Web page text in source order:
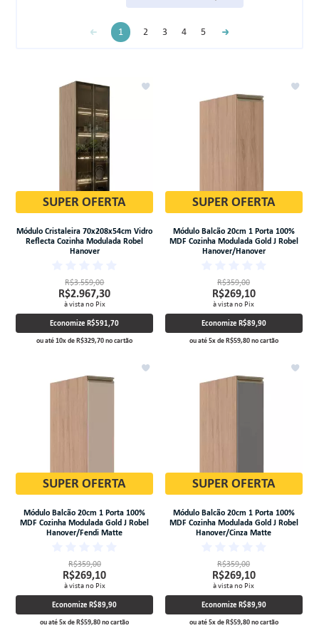
1 2 3 4 5
SUPER OFERTA
Módulo Cristaleira 70x208x54cm Vidro
Reflecta Cozinha Modulada Robel
Hanover
R$3.559,00
R$2.967,30
à vista no Pix
EconomizeR$591,70
ou até10xdeR$329,70no cartão
SUPER OFERTA
Módulo Balcão 20cm 1 Porta 100%
MDF Cozinha Modulada Gold J Robel
Hanover/Hanover
R$359,00
R$269,10
à vista no Pix
Economize R$89,90
ou até5xdeR$59,80no cartão
SUPER OFERTA
Módulo Balcão 20cm 1 Porta 100%
MDF Cozinha Modulada Gold J Robel
Hanover/Fendi Matte
R$359,00
R$269,10
à vista no Pix
EconomizeR$89,90
ou até5xdeR$59,80no cartão
SUPER OFERTA
Módulo Balcão 20cm 1 Porta 100%
MDF Cozinha Modulada Gold J Robel
Hanover/Cinza Matte
R$359,00
R$269,10
à vista no Pix
Economize R$89,90
ou até5xdeR$59,80no cartão